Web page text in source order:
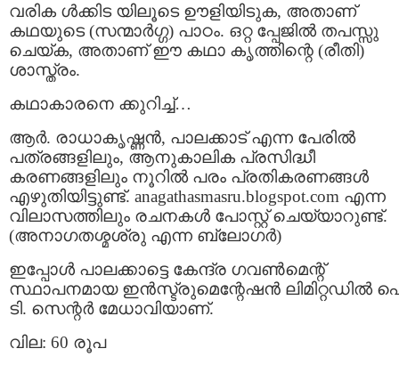
വരിക ള്‍ക്കിട യിലൂടെ ഊളിയിടുക, അതാണ്‌
കഥയുടെ (സന്മാര്‍ഗ്ഗ) പാഠം. ഒറ്റ പ്പേജില്‍ തപസ്സു
ചെയ്ക, അതാണ്‌ ഈ കഥാ കൃത്തിന്റെ (രീതി)
ശാസ്ത്രം.
കഥാകാരനെ ക്കുറിച്ച്‌…
ആര്‍. രാധാകൃഷ്ണന്‍, പാലക്കാട്‌ എന്ന പേരില്‍
പത്രങ്ങളിലും, ആനുകാലിക പ്രസിദ്ധീ
കരണങ്ങളിലും നൂറില്‍ പരം പ്രതികരണങ്ങള്‍
എഴുതിയിട്ടുണ്ട്‌. anagathasmasru.blogspot.com എന്ന
വിലാസത്തിലും രചനകള്‍ പോസ്റ്റ്‌ ചെയ്യാറുണ്ട്‌.
(അനാഗതശ്മശ്രു എന്ന ബ്ലോഗര്‍)
ഇപ്പോള്‍ പാലക്കാട്ടെ കേന്ദ്ര ഗവണ്‍മെന്റ്‌
സ്ഥാപനമായ ഇന്‍സ്ട്രുമെന്റേഷന്‍ ലിമിറ്റഡില്‍
ടി. സെന്റര്‍ മേധാവിയാണ്‌.
വില: 60 രൂപ